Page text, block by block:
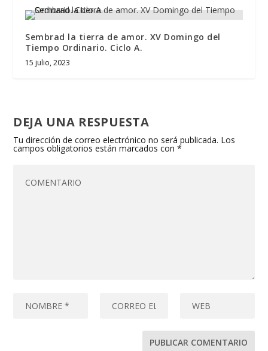
Sembrad la tierra de amor. XV Domingo del
Tiempo Ordinario. Ciclo A.
15 julio, 2023
DEJA UNA RESPUESTA
Tu dirección de correo electrónico no será publicada. Los
campos obligatorios están marcados con*